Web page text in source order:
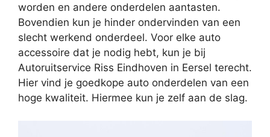
worden en andere onderdelen aantasten.
Bovendien kun je hinder ondervinden van een
slecht werkend onderdeel. Voor elke auto
accessoire dat je nodig hebt, kun je bij
Autoruitservice Riss Eindhoven in Eersel terecht.
Hier vind je goedkope auto onderdelen van een
hoge kwaliteit. Hiermee kun je zelf aan de slag.